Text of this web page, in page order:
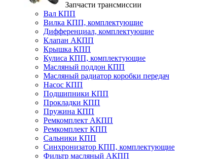
Запчасти трансмиссии
Вал КПП
Вилка КПП, комплектующие
Дифференциал, комплектующие
Клапан АКПП
Крышка КПП
Кулиса КПП, комплектующие
Масляный поддон КПП
Масляный радиатор коробки передач
Насос КПП
Подшипники КПП
Прокладки КПП
Пружина КПП
Ремкомплект АКПП
Ремкомплект КПП
Сальники КПП
Синхронизатор КПП, комплектующие
Фильтр масляный АКПП